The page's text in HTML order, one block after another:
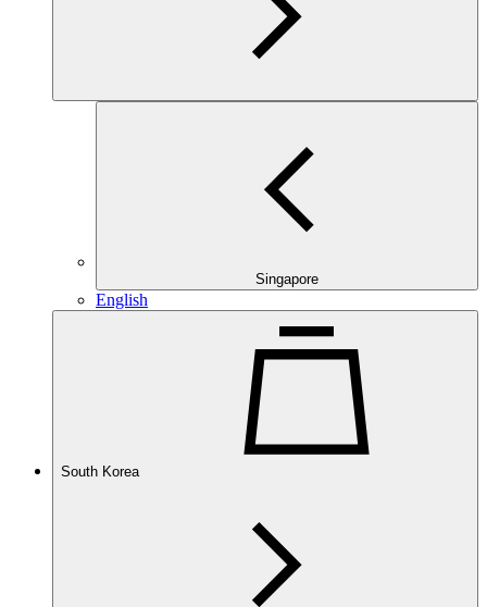
Singapore
English
South Korea